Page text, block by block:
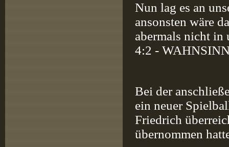
Nun lag es an
ansonsten wäre
abermals nicht in
4:2 -
Bei der
ein neuer
Friedrich
übernommen